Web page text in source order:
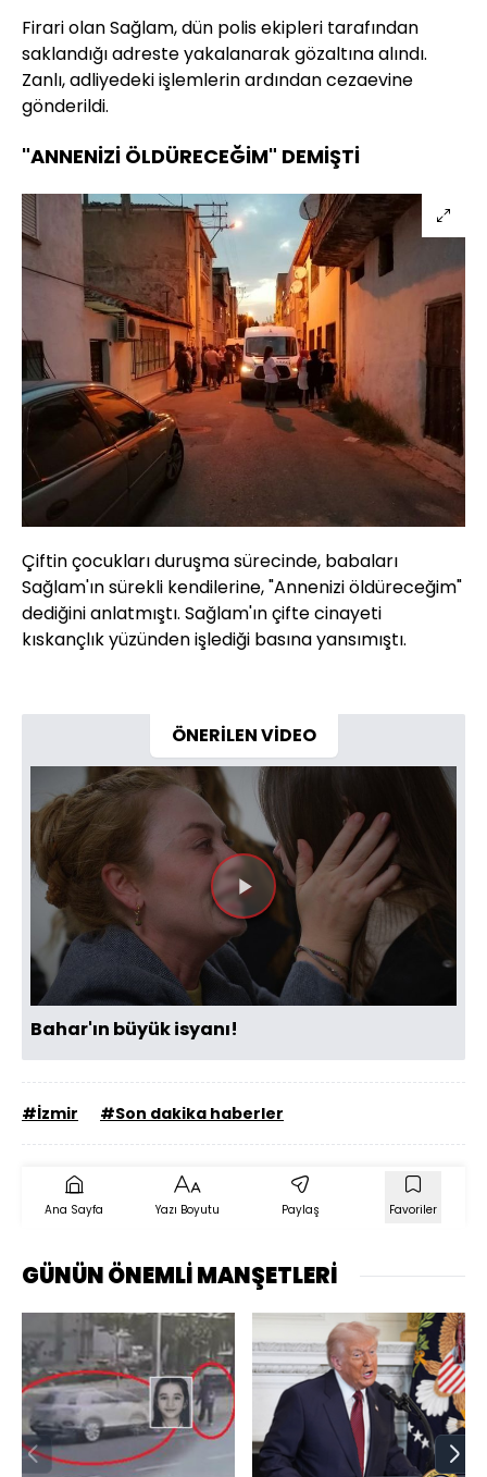
Firari olan Sağlam, dün polis ekipleri tarafından
saklandığı adreste yakalanarak gözaltına alındı.
Zanlı, adliyedeki işlemlerin ardından cezaevine
gönderildi.
"ANNENİZİ ÖLDÜRECEĞİM" DEMİŞTİ
Çiftin çocukları duruşma sürecinde, babaları
Sağlam'ın sürekli kendilerine, "Annenizi öldüreceğim"
dediğini anlatmıştı. Sağlam'ın çifte cinayeti
kıskançlık yüzünden işlediği basına yansımıştı.
ÖNERİLEN VİDEO
Videoyu
Oynat
Bahar'ın büyük isyanı!
#İzmir #Son dakika haberler
Ana Sayfa Yazı Boyutu Paylaş Favoriler
GÜNÜN ÖNEMLİ MANŞETLERİ